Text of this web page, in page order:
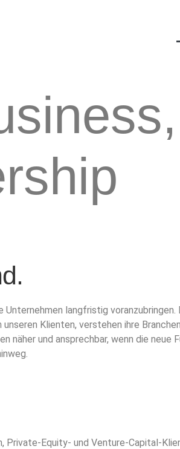
langfristig
Klienten, verstehen ihre
und ansprechbar, wenn die neue
Private-Equity- und Venture-Capital-